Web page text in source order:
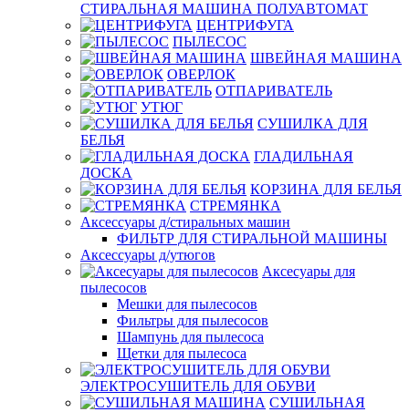
СТИРАЛЬНАЯ МАШИНА ПОЛУАВТОМАТ
ЦЕНТРИФУГА
ПЫЛЕСОС
ШВЕЙНАЯ МАШИНА
ОВЕРЛОК
ОТПАРИВАТЕЛЬ
УТЮГ
СУШИЛКА ДЛЯ
БЕЛЬЯ
ГЛАДИЛЬНАЯ
ДОСКА
КОРЗИНА ДЛЯ БЕЛЬЯ
СТРЕМЯНКА
Аксессуары д/стиральных машин
ФИЛЬТР ДЛЯ СТИРАЛЬНОЙ МАШИНЫ
Аксессуары д/утюгов
Аксесуары для
пылесосов
Мешки для пылесосов
Фильтры для пылесосов
Шампунь для пылесоса
Щетки для пылесоса
ЭЛЕКТРОСУШИТЕЛЬ ДЛЯ ОБУВИ
СУШИЛЬНАЯ